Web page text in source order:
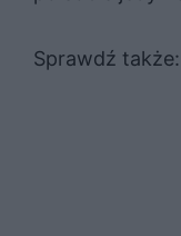
Sprawdź także: